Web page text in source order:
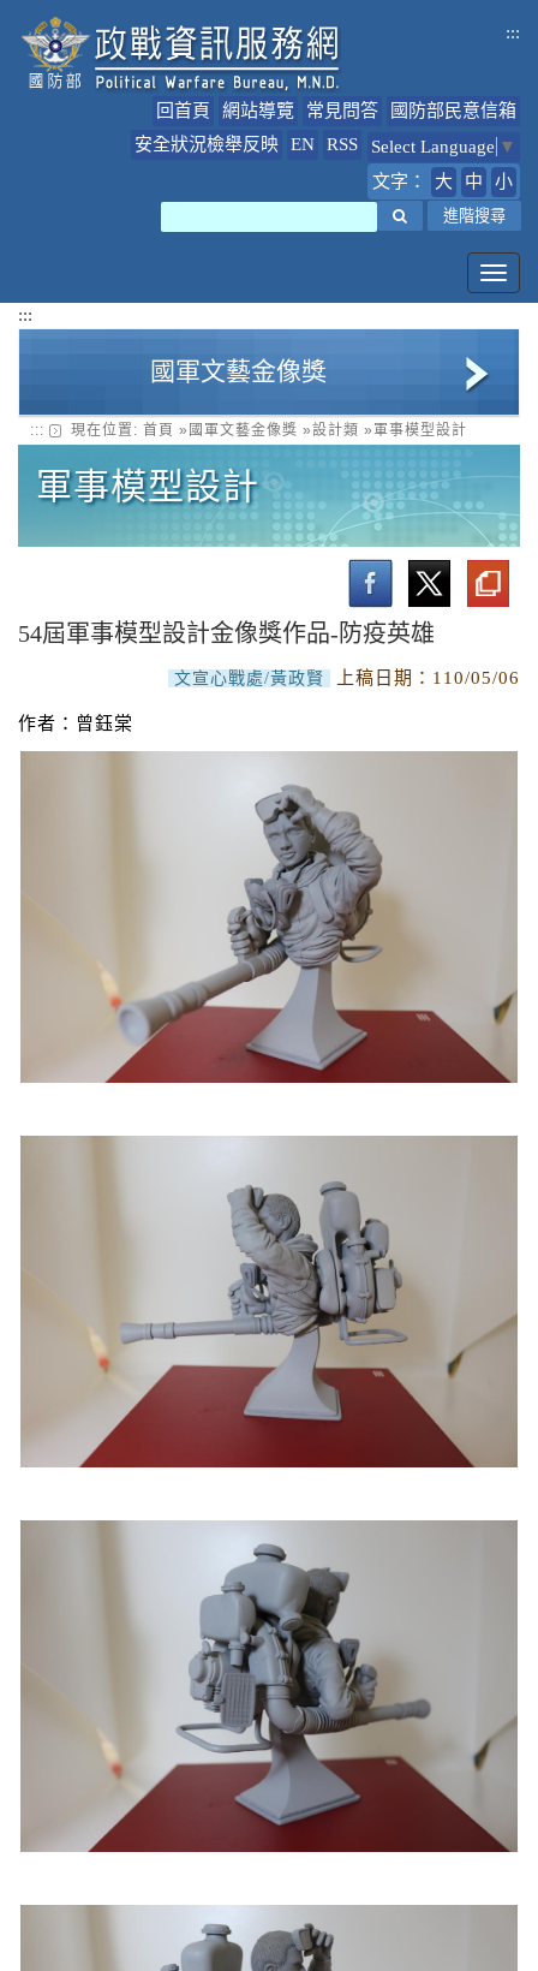
:::
回首頁 網站導覽 常見問答
國防部民意信箱
安全狀況檢舉反映
EN RSS Select Language ▼
文字：
大 中 小
進階搜尋
:::
國軍文藝金像獎
美術類
多媒體類
文字類
文創品設計
::: 現在位置: 首頁 » 國軍文藝金像獎 »設計類 »軍事模型設計
軍事模型設計
54屆軍事模型設計金像獎作品-防疫英雄
文宣心戰處/黃政賢 上稿日期： 110/05/06
作者：曾鈺棠